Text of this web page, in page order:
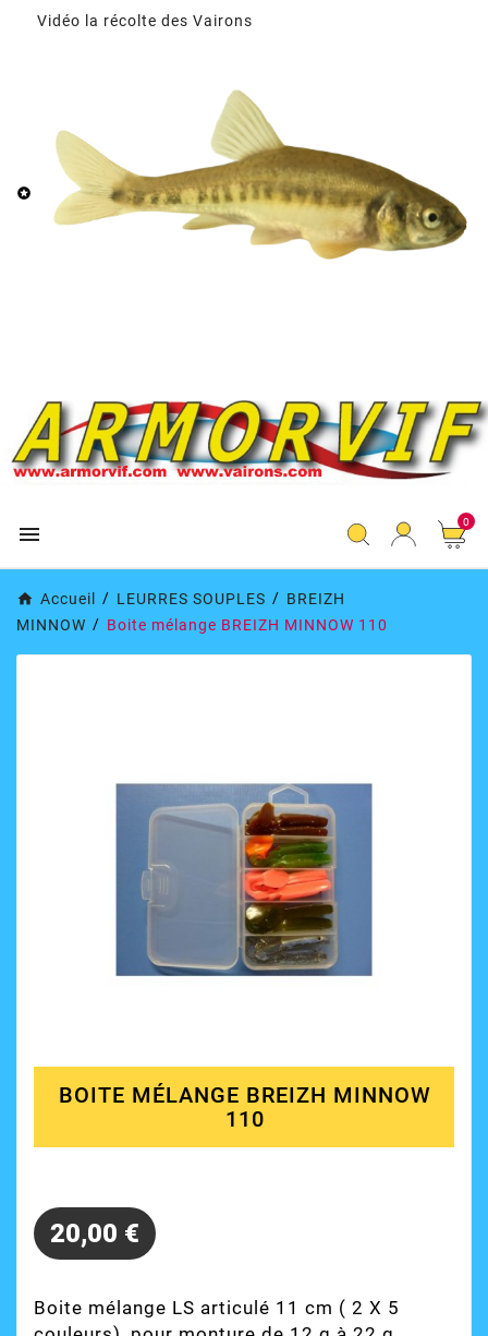

Vidéo la récolte des Vairons
 0
Accueil LEURRES SOUPLES
BREIZH
MINNOW
Boite mélange BREIZH MINNOW 110
BOITE MÉLANGE BREIZH MINNOW
110
20,00 €
Boite mélange LS articulé 11 cm ( 2 X 5